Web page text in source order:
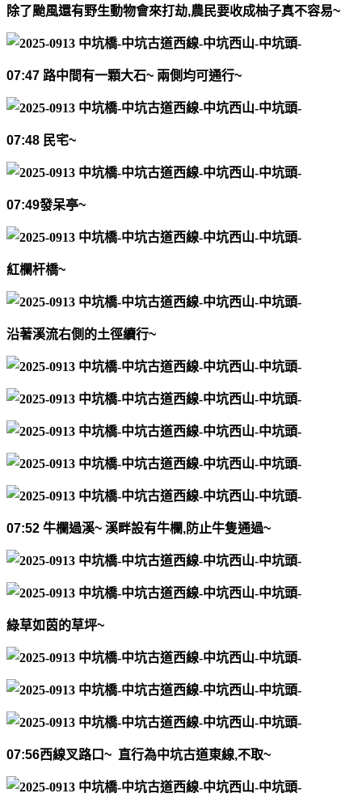
除了颱風還有野生動物會來打劫,農民要收成柚子真不容易~
07:47 路中間有一顆大石~ 兩側均可通行~
07:48 民宅~
07:49發呆亭~
紅欄杆橋~
沿著溪流右側的土徑續行~
07:52 牛欄過溪~ 溪畔設有牛欄,防止牛隻通過~
綠草如茵的草坪~
07:56西線叉路口~ 直行為中坑古道東線,不取~